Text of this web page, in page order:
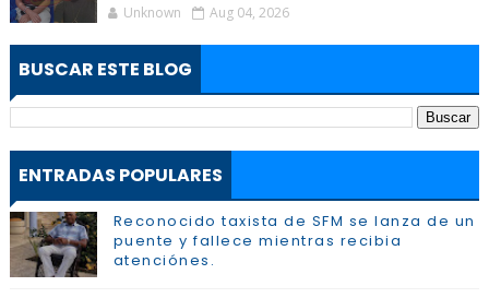
Unknown Aug 04, 2026
BUSCAR ESTE BLOG
ENTRADAS POPULARES
Reconocido taxista de SFM se lanza de un
puente y fallece mientras recibia
atenciónes.